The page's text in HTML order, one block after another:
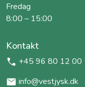
Fredag
8:00 – 15:00
Kontakt
+45 96 80 12 00
info@vestjysk.dk